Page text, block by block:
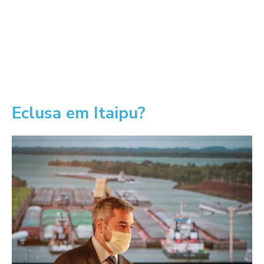
Eclusa em Itaipu?